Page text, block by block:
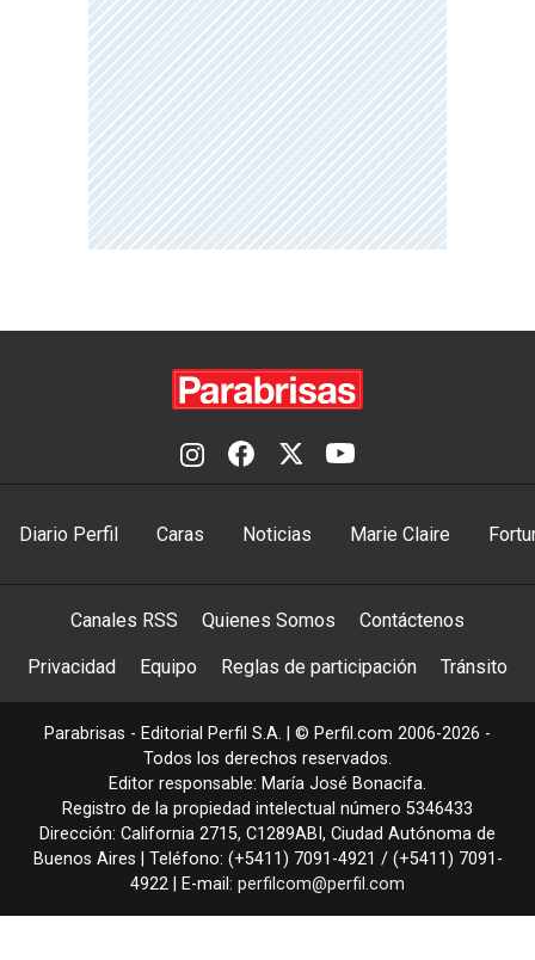
Diario Perfil Caras Noticias Marie Claire
Canales RSS Quienes Somos Contáctenos
Privacidad Equipo Reglas de participación Tránsito
Parabrisas - Editorial Perfil S.A. | © Perfil.com 2006-2026 -
Todos los derechos reservados.
Editor responsable: María José Bonacifa.
Registro de la propiedad intelectual número 5346433
Dirección: California 2715, C1289ABI , Ciudad Autónoma de
Buenos Aires | Teléfono: (+5411) 7091-4921 / (+5411) 7091-
4922 | E-mail: perfilcom@perfil.com